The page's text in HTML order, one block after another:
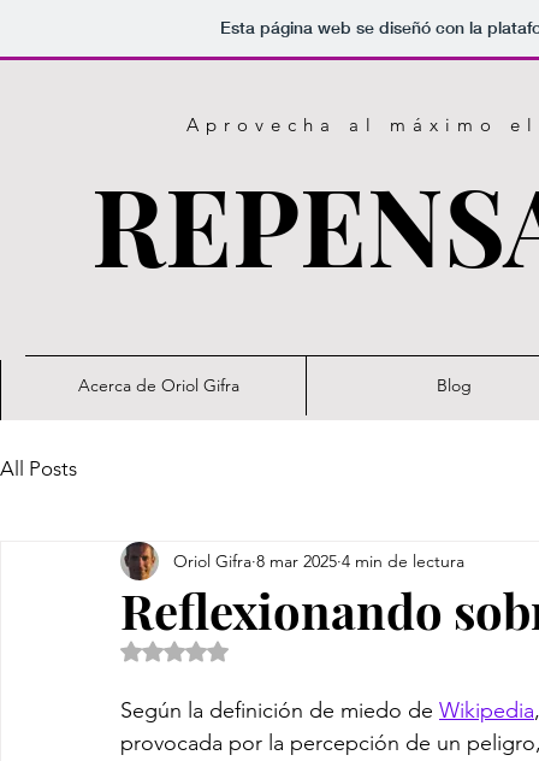
Esta página web se diseñó con la
​Aprovecha al máximo
Acerca de Oriol Gifra Blog
All Posts
Reflexionando
Oriol Gifra 8 mar 2025 4 min de lectura
Obtuvo NaN de 5 estrellas.
Según la definición de miedo de Wikipedia
provocada por la percepción de un